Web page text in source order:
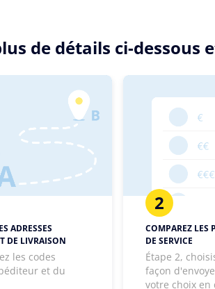
de détails ci-
ADRESSES
DE LIVRAISON
les codes
et du
2
COMPAREZ LES
DE SERVICE
Étape 2,
façon
votre choix